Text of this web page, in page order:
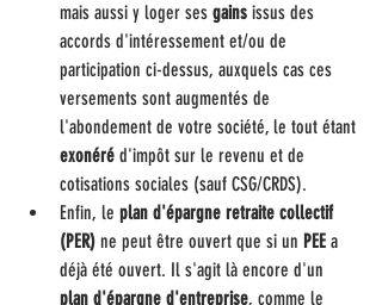
mais aussi y loger ses gains issus des
accords d'intéressement et/ou de
participation ci-dessus, auxquels cas ces
versements sont augmentés de
l'abondement de votre société, le tout étant
exonéré d'impôt sur le revenu et de
cotisations sociales (sauf CSG/CRDS).
Enfin, le plan d'épargne retraite collectif
(PER) ne peut être ouvert que si un PEE a
déjà été ouvert. Il s'agit là encore d'un
plan d'épargne d'entreprise, comme le